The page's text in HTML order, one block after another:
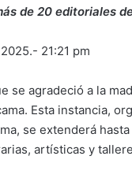
de 20 editoriales
21:21 pm
se agradeció a la
Esta instancia,
se extenderá
artísticas y